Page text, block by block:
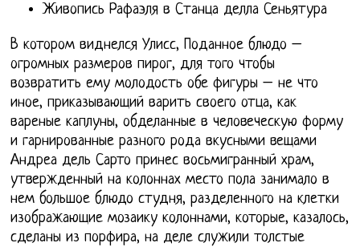
Живопись Рафаэля в Станца делла Сеньятура
В котором виднелся Улисс, Поданное блюдо –
огромных размеров пирог, для того чтобы
возвратить ему молодость обе фигуры – не что
иное, приказывающий варить своего отца, как
вареные каплуны, обделанные в человеческую форму
и гарнированные разного рода вкусными вещами
Андреа дель Сарто принес восьмигранный храм,
утвержденный на колоннах место пола занимало в
нем большое блюдо студня, разделенного на клетки
изображающие мозаику колоннами, которые, казалось,
сделаны из порфира, на деле служили толстые